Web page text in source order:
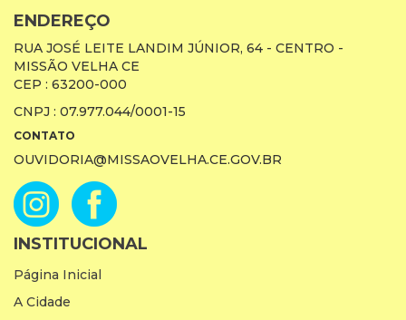
ENDEREÇO
RUA JOSÉ LEITE LANDIM JÚNIOR, 64 - CENTRO -
MISSÃO VELHA CE
CEP : 63200-000
CNPJ : 07.977.044/0001-15
CONTATO
OUVIDORIA@MISSAOVELHA.CE.GOV.BR
INSTITUCIONAL
Página Inicial
A Cidade